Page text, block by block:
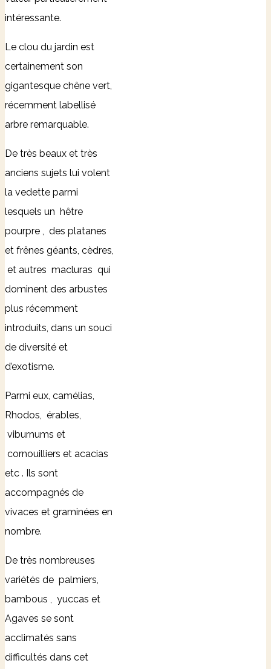
intéressante.
Le clou du jardin est
certainement son
gigantesque chêne vert,
récemment labellisé
arbre remarquable.
De très beaux et très
anciens sujets lui volent
la vedette parmi
lesquels un hêtre
pourpre , des platanes
et frênes géants, cèdres,
et autres macluras qui
dominent des arbustes
plus récemment
introduits, dans un souci
de diversité et
d’exotisme.
Parmi eux, camélias,
Rhodos, érables,
viburnums et
cornouilliers et acacias
etc . Ils sont
accompagnés de
vivaces et graminées en
nombre.
De très nombreuses
variétés de palmiers,
bambous , yuccas et
Agaves se sont
acclimatés sans
difficultés dans cet